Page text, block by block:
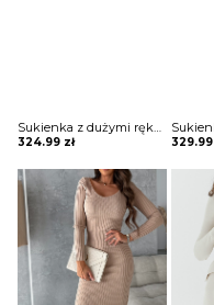
Sukienka z dużymi rękawami Helky
324.99 zł 329.99